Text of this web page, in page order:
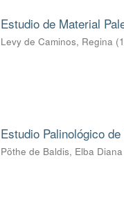
Estudio de Material
Levy de Caminos, Regina (
Estudio Palinológico
Pöthe de Baldis, Elba Diana